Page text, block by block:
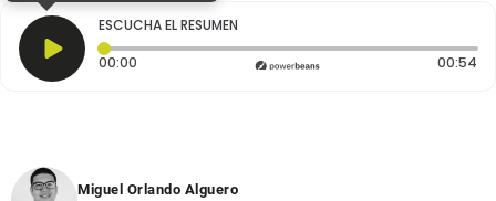
ESCUCHA EL RESUMEN
00:00 Tiempo transcurrido: 0 segundos 00:54
Miguel Orlando Alguero